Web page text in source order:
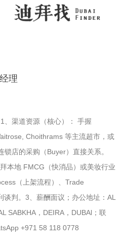
理
、渠道资源（核心）： 手握
Choithrams 等主流超市，或
店的采购（Buyer）直接关系。
本地 FMCG（快消品）或美妆行业
（上架流程）、Trade
判。3、薪酬面议；办公地址：AL
SABKHA，DEIRA，DUBAl；联
+971 58 118 0778